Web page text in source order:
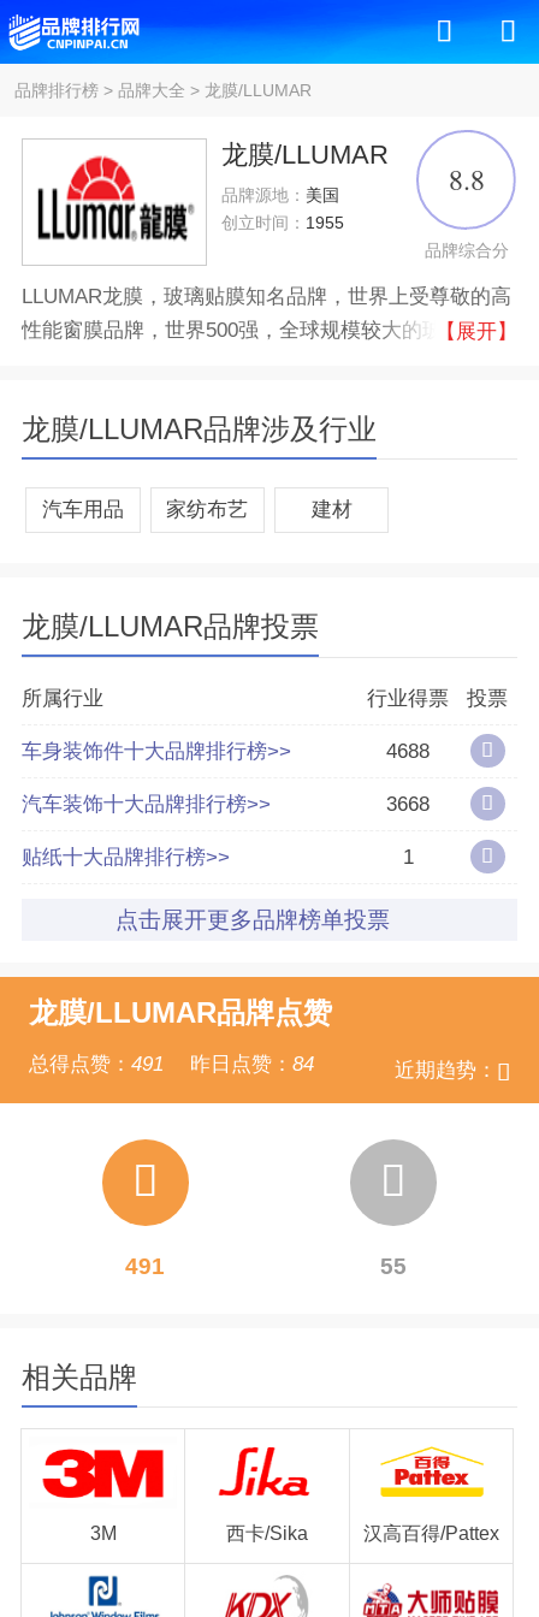
品牌排行榜> 品牌大全 > 龙膜/LLUMAR
龙膜/LLUMAR
品牌源地： 美国
创立时间： 1955
8.8
品牌综合分
LLUMAR龙膜，玻璃贴膜知名品牌，世界上受尊敬的高
性能窗膜品牌，世界500强，全球规模较大的玻璃贴膜
环保和节能的理念，有助于减少能源消耗和提高舒适
度。
品牌认证
90%
参与榜单数 59个
得票数 630573
【展开】
龙膜/LLUMAR品牌涉及行业
汽车用品 家纺布艺 建材
龙膜/LLUMAR品牌投票
所属行业 行业得票 投票
车身装饰件十大品牌排行榜>> 4688
汽车装饰十大品牌排行榜>> 3668
贴纸十大品牌排行榜>> 1
点击展开更多品牌榜单投票
龙膜/LLUMAR品牌点赞
近期趋势：
总得点赞： 491 昨日点赞： 84
491 55
相关品牌
3M 西卡/Sika 汉高百得/Pattex